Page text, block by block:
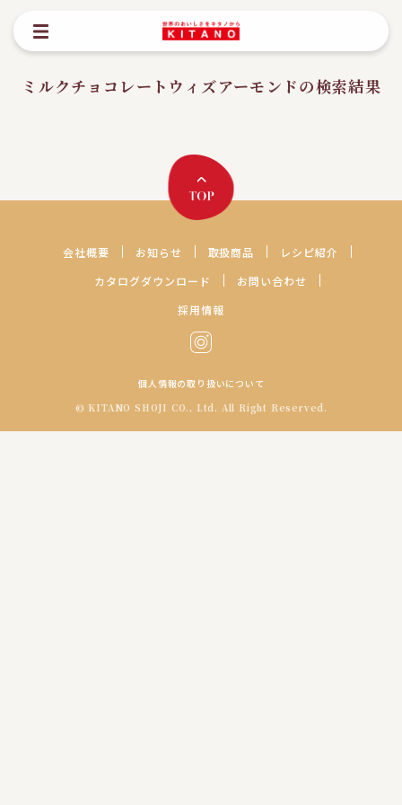
ミルクチョコレートウィズアーモンドの検索結果
会社概要 お知らせ 取扱商品
レシピ紹介
カタログダウンロード
お問い合わせ
採用情報
個人情報の取り扱いについて
© KITANO SHOJI CO., Ltd. All Right Reserved.